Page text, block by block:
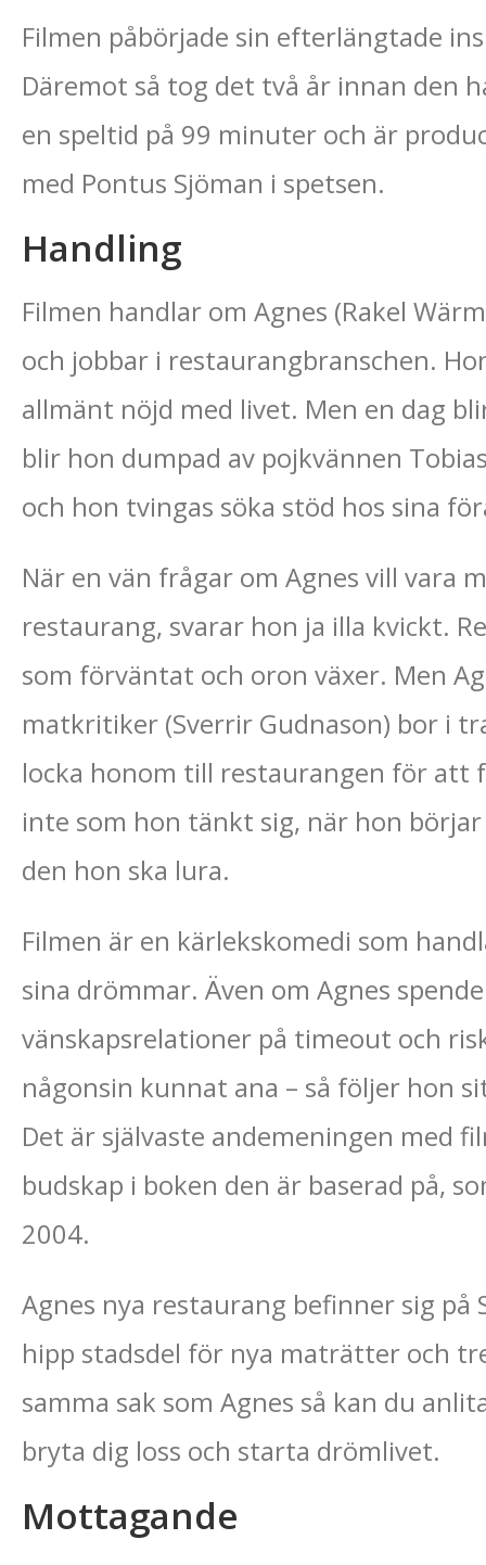
Filmen påbörjade sin efterlängtade
Däremot så tog det två år innan den
en speltid på 99 minuter och är
med Pontus Sjöman i spetsen.
Handling
Filmen handlar om Agnes (Rakel
och jobbar i restaurangbranschen.
allmänt nöjd med livet. Men en dag
blir hon dumpad av pojkvännen
och hon tvingas söka stöd hos sina
När en vän frågar om Agnes vill vara
restaurang, svarar hon ja illa kvickt.
som förväntat och oron växer. Men
matkritiker (Sverrir Gudnason) bor i
locka honom till restaurangen för att
inte som hon tänkt sig, när hon
den hon ska lura.
Filmen är en kärlekskomedi som
sina drömmar. Även om Agnes
vänskapsrelationer på timeout och
någonsin kunnat ana – så följer hon
Det är självaste andemeningen med
budskap i boken den är baserad på,
2004.
Agnes nya restaurang befinner sig
hipp stadsdel för nya maträtter och
samma sak som Agnes så kan du
bryta dig loss och starta drömlivet.
Mottagande